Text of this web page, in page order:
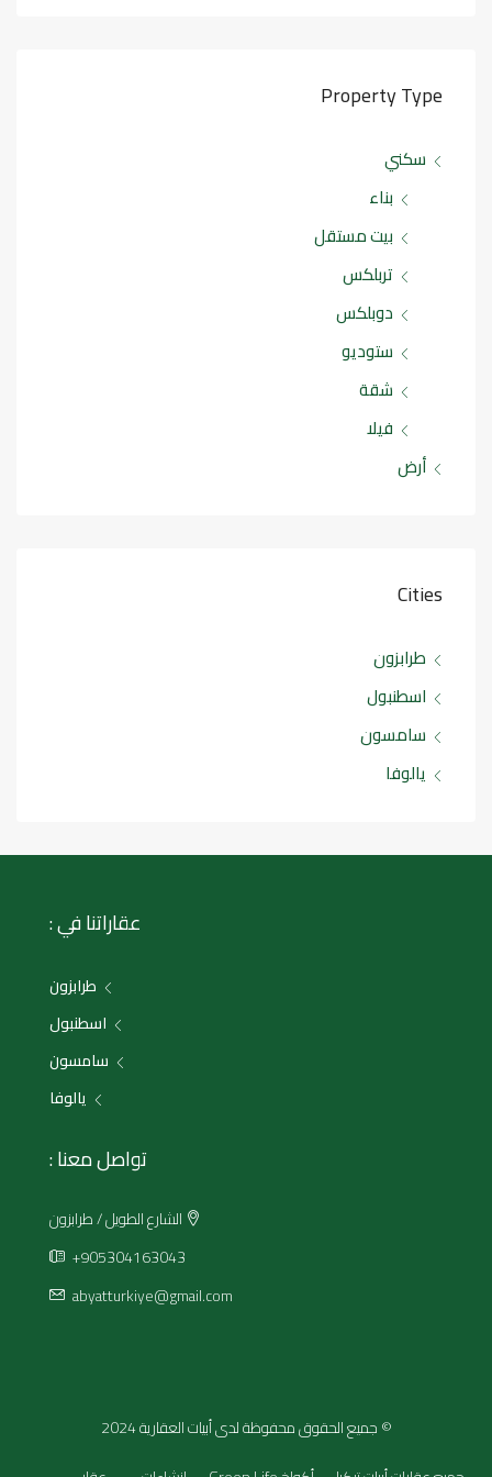
Property Type
سكني
بناء
بيت مستقل
تربلكس
دوبلكس
ستوديو
شقة
فيلا
أرض
Cities
طرابزون
اسطنبول
سامسون
يالوفا
عقاراتنا في :
طرابزون
اسطنبول
سامسون
يالوفا
تواصل معنا :
الشارع الطويل / طرابزون
+905304163043
abyatturkiye@gmail.com
© جميع الحقوق محفوظة لدى أبيات العقارية 2024